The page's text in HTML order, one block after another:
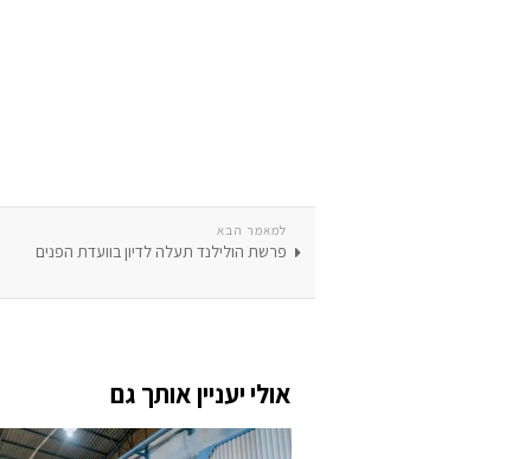
למאמר הבא
פרשת הולילנד תעלה לדיון בוועדת הפנים
אולי יעניין אותך גם